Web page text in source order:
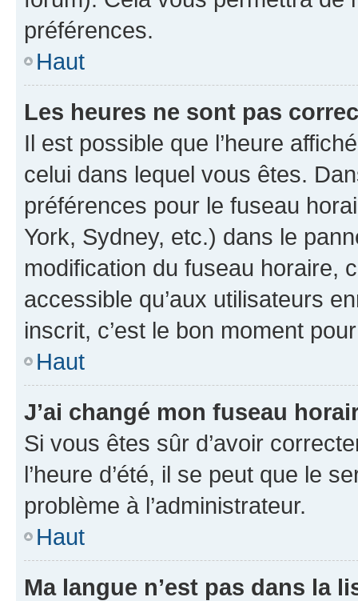
préférences.
Haut
Les heures ne sont pas
Il est possible que l’heure
celui dans lequel vous êtes.
préférences pour le fuseau
York, Sydney, etc.) dans le
modification du fuseau horaire,
accessible qu’aux utilisateurs
inscrit, c’est le bon moment
Haut
J’ai changé mon fuseau
Si vous êtes sûr d’avoir
l’heure d’été, il se peut que le
problème à l’administrateur.
Haut
Ma langue n’est pas dans la